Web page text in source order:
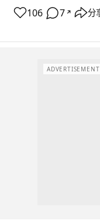
106 7 ↗ 分
ADVERTISEMENT